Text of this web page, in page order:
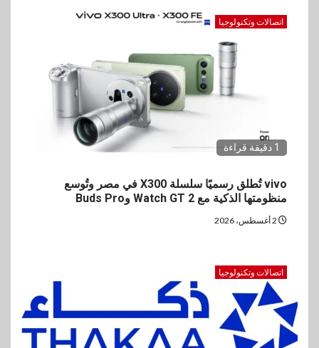
اتصالات وتكنولوجيا
1 دقيقة قراءة
vivo تُطلق رسميًا سلسلة X300 في مصر وتُوسع
منظومتها الذكية مع Watch GT 2 وBuds Pro
اتصالات وتكنولوجيا